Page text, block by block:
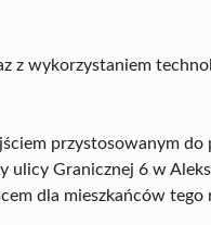
z wykorzystaniem
przystosowanym do
ulicy Granicznej 6 w
dla mieszkańców tego